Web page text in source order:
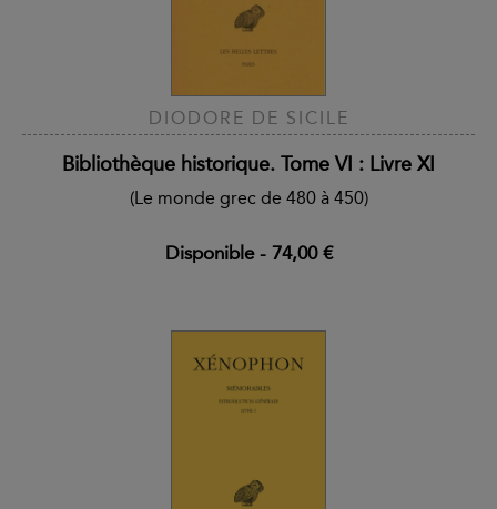
DIODORE DE SICILE
Bibliothèque historique. Tome VI : Livre XI
(Le monde grec de 480 à 450)
Disponible- 74,00 €